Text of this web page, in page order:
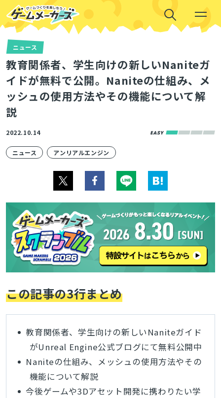
ニュース
教育関係者、学生向けの新しいNaniteガ
イドが無料で公開。Naniteの仕組み、メ
ッシュの使用方法やその機能について解
説
2022.10.14
ニュース アンリアルエンジン
この記事の3行まとめ
教育関係者、学生向けの新しいNaniteガイド
がUnreal Engine公式ブログにて無料公開中
Naniteの仕組み、メッシュの使用方法やその
機能について解説
今後ゲームや3Dアセット開発に携わりたい学